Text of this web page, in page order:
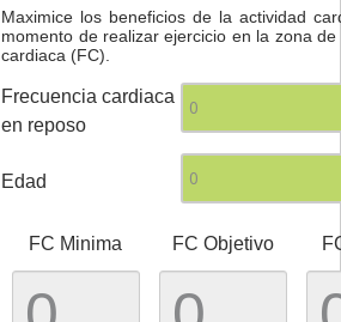
Maximice los beneficios de la actividad
momento de realizar ejercicio en la zona
cardiaca (FC).
Frecuencia cardiaca
en reposo
Edad
FC Minima FC Objetivo